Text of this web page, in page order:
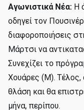
Αγωνιστικά Νέα: Η
οδηγεί τον
διαφοροποιήσεις
Μάρτσι να
Συνεχίζει το
Χουάρες (Μ). Τέλος,
θλάση και θα
μήνα, περίπου.